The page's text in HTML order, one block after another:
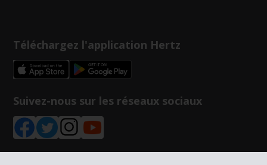
Téléchargez l'application Hertz
Suivez-nous sur les réseaux sociaux